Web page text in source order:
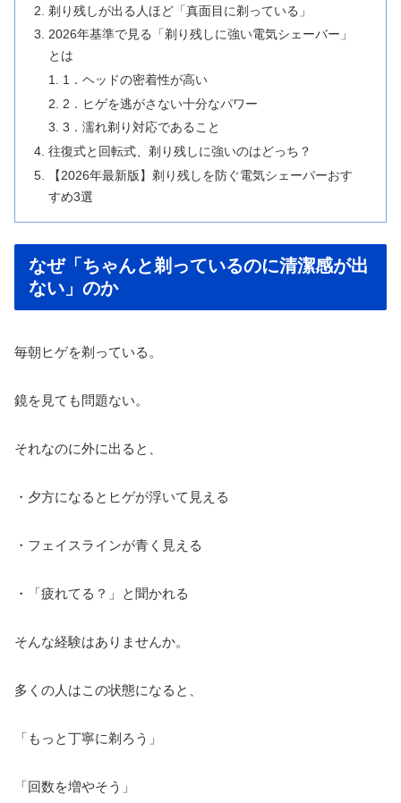
剃り残しが出る人ほど「真面目に剃っている」
2026年基準で見る「剃り残しに強い電気シェーバー」
とは
1．ヘッドの密着性が高い
2．ヒゲを逃がさない十分なパワー
3．濡れ剃り対応であること
往復式と回転式、剃り残しに強いのはどっち？
【2026年最新版】剃り残しを防ぐ電気シェーバーおす
すめ3選
なぜ「ちゃんと剃っているのに清潔感が出
ない」のか
毎朝ヒゲを剃っている。
鏡を見ても問題ない。
それなのに外に出ると、
・夕方になるとヒゲが浮いて見える
・フェイスラインが青く見える
・「疲れてる？」と聞かれる
そんな経験はありませんか。
多くの人はこの状態になると、
「もっと丁寧に剃ろう」
「回数を増やそう」